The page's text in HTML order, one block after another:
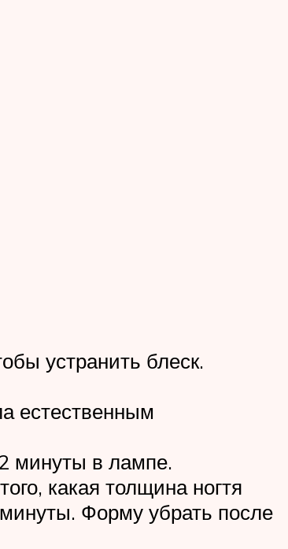
устранить блеск.
естественным
минуты в лампе.
какая толщина ногтя
Форму убрать после